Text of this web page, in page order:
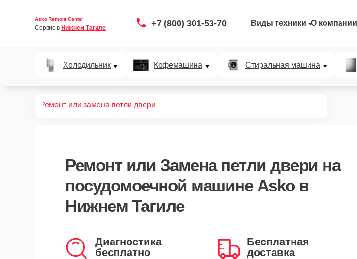
Asko Remont Center
Сервис в Нижнем Тагиле +7 (800) 301-53-70 Виды техники О компании
Холодильник Кофемашина Стиральная машина
Ремонт или замена петли двери
Ремонт или Замена петли двери на
посудомоечной машине Asko в
Нижнем Тагиле
Диагностика
бесплатно
Бесплатная
доставка